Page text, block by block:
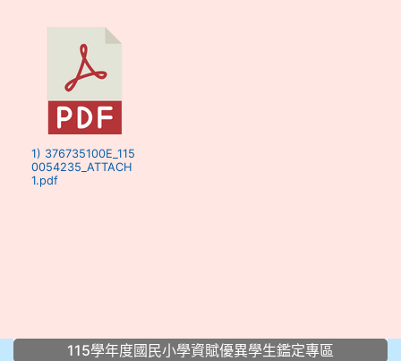
1) 376735100E_115
0054235_ATTACH
1.pdf
::: 115學年度國民小學資賦優異學生鑑定專區